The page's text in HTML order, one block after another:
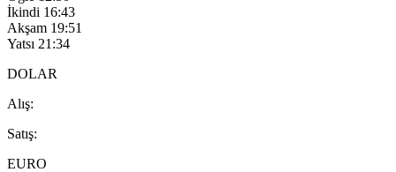
İkindi 16:43
Akşam 19:51
Yatsı 21:34
DOLAR
Alış:
Satış:
EURO